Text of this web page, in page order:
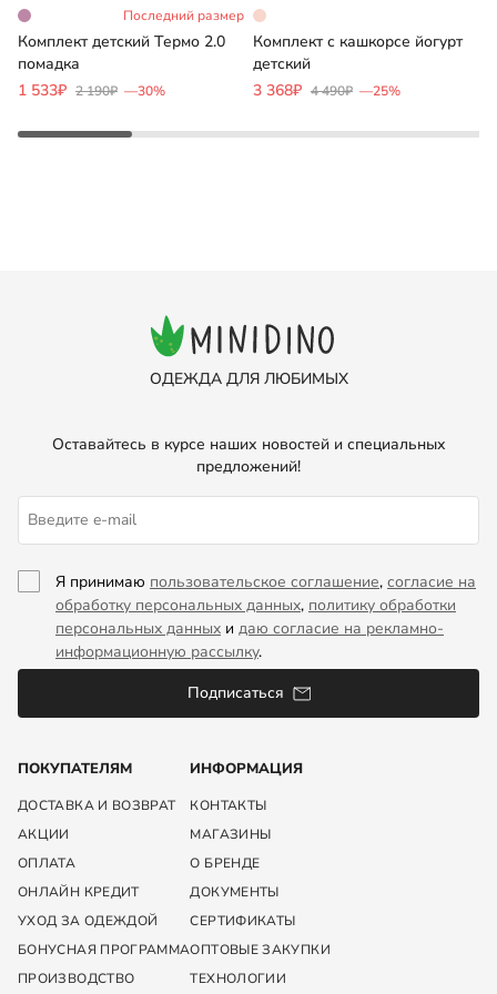
Последний размер
Комплект детский Термо 2.0
помадка
1 533₽ 2 190₽ —30%
Комплект с кашкорсе йогурт
детский
3 368₽ 4 490₽ —25%
ОДЕЖДА ДЛЯ ЛЮБИМЫХ
ПОКУПАТЕЛЯМ
ДОСТАВКА И ВОЗВРАТ
АКЦИИ
ОПЛАТА
ОНЛАЙН КРЕДИТ
УХОД ЗА ОДЕЖДОЙ
БОНУСНАЯ ПРОГРАММА
ПРОИЗВОДСТВО
ИНФОРМАЦИЯ
КОНТАКТЫ
МАГАЗИНЫ
О БРЕНДЕ
ДОКУМЕНТЫ
СЕРТИФИКАТЫ
ОПТОВЫЕ ЗАКУПКИ
ТЕХНОЛОГИИ
Оставайтесь в курсе наших новостей и специальных
предложений!
Я принимаю пользовательское соглашение, согласие на
обработку персональных данных, политику обработки
персональных данных и даю согласие на рекламно-
информационную рассылку.
Подписаться